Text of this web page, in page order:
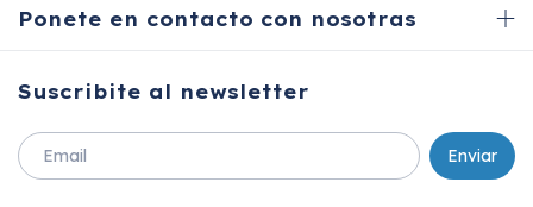
Ponete en contacto con nosotras
Suscribite al newsletter